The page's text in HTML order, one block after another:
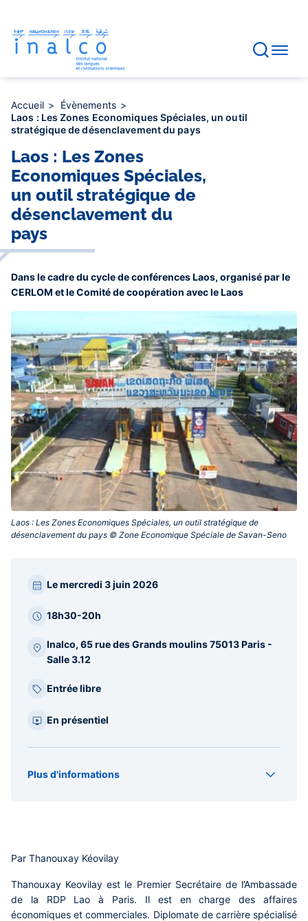
contenu
principal
Accueil
Évènements
Laos : Les Zones Economiques Spéciales, un outil
stratégique de désenclavement du pays
Laos : Les Zones
Economiques Spéciales,
un outil stratégique de
désenclavement du
pays
Dans le cadre du cycle de conférences Laos, organisé par le
CERLOM et le Comité de coopération avec le Laos
Laos : Les Zones Economiques Spéciales, un outil stratégique de
désenclavement du pays © Zone Economique Spéciale de Savan-Seno‎
Paragraphes
barreLe mercredi 3 juin 2026
18h30-20h
Inalco, 65 rue des Grands moulins 75013 Paris -
Salle 3.12
Entrée libre
En présentiel
Plus d'informations
Par Thanouxay Kéovilay
Thanouxay Keovilayest le Premier Secrétaire de l’Ambassade
de la RDP Lao à Paris. Il est en charge des affaires
économiques et commerciales. Diplomate de carrière spécialisé